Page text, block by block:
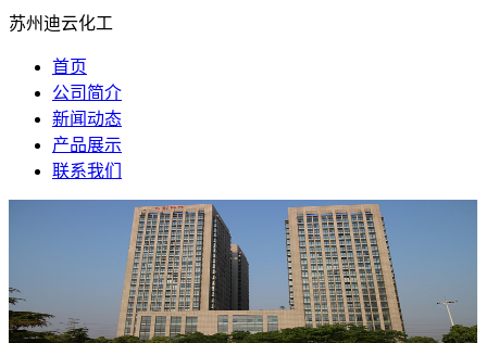
苏州迪云化工
首页
公司简介
新闻动态
产品展示
联系我们